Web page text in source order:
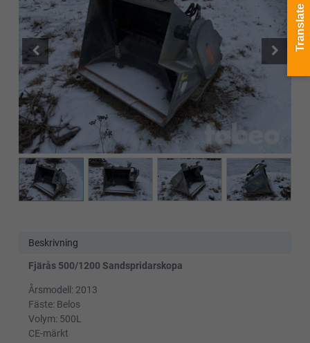
Beskrivning
Fjärås 500/1200 Sandspridarskopa
Årsmodell: 2013
Fäste: Belos
Volym: 500L
CE-märkt
Translate